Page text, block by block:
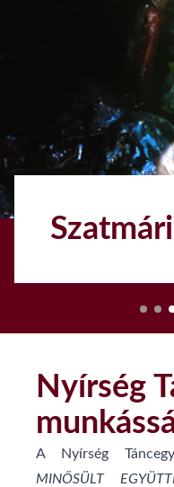
Nyírség
A Nyírség
MINŐSÜLT